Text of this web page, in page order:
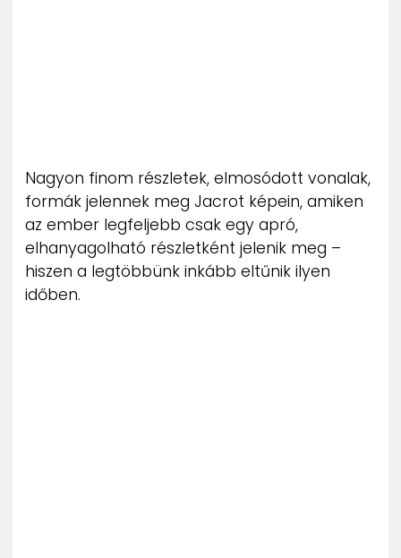
Nagyon finom részletek, elmosódott vonalak,
formák jelennek meg Jacrot képein, amiken
az ember legfeljebb csak egy apró,
elhanyagolható részletként jelenik meg –
hiszen a legtöbbünk inkább eltűnik ilyen
időben.